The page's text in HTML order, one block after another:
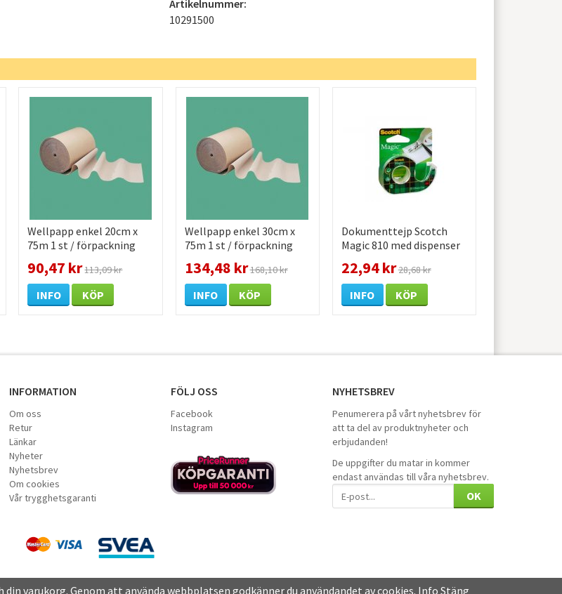
Artikelnummer:
10291500
Wellpapp enkel 20cm x
75m 1 st / förpackning
90,47 kr113,09 kr
INFO KÖP
Wellpapp enkel 30cm x
75m 1 st / förpackning
134,48 kr168,10 kr
INFO KÖP
Dokumenttejp Scotch
Magic 810 med dispenser
förpackning
22,94 kr28,68 kr
INFO KÖP
INFORMATION
Om oss
Retur
Länkar
Nyheter
Nyhetsbrev
Om cookies
Vår trygghetsgaranti
FÖLJ OSS
Facebook
Instagram
NYHETSBREV
Penumerera på vårt nyhetsbrev för
att ta del av produktnyheter och
erbjudanden!
De uppgifter du matar in kommer
endast användas till våra nyhetsbrev.
OK
varukorg. Genom att använda webbplatsen godkänner du användandet av cookies. Info Stäng